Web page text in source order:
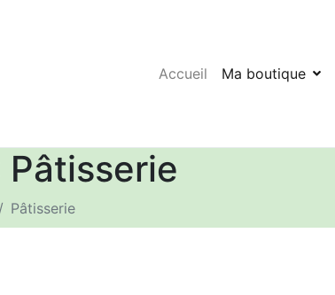
Accueil Ma boutique
Pâtisserie
Pâtisserie